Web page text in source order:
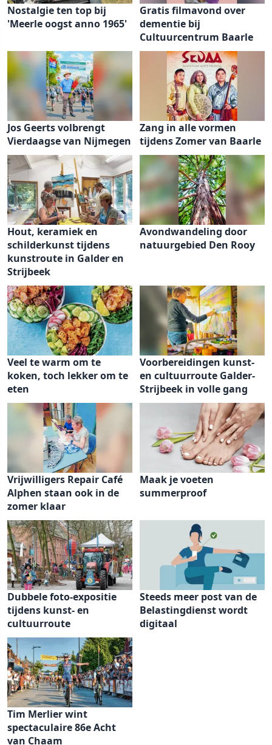
Nostalgie ten top bij
'Meerle oogst anno 1965'
Gratis filmavond over
dementie bij
Cultuurcentrum Baarle
Jos Geerts volbrengt
Vierdaagse van Nijmegen
Zang in alle vormen
tijdens Zomer van Baarle
Hout, keramiek en
schilderkunst tijdens
kunstroute in Galder en
Strijbeek
Avondwandeling door
natuurgebied Den Rooy
Veel te warm om te
koken, toch lekker om te
eten
Voorbereidingen kunst-
en cultuurroute Galder-
Strijbeek in volle gang
Vrijwilligers Repair Café
Alphen staan ook in de
zomer klaar
Maak je voeten
summerproof
Dubbele foto-expositie
tijdens kunst- en
cultuurroute
Steeds meer post van de
Belastingdienst wordt
digitaal
Tim Merlier wint
spectaculaire 86e Acht
van Chaam